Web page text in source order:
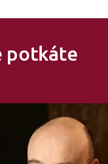
potkáte